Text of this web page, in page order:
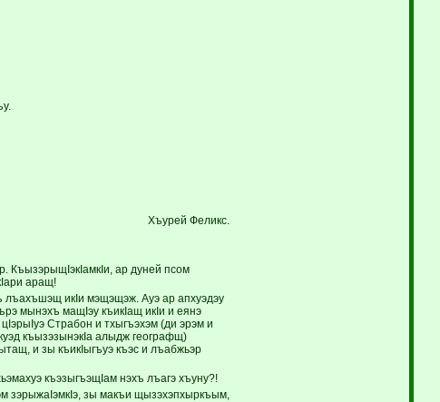
Хъурей Феликс.
КъызэрыщIэкIамкIи, ар дуней псом
аращ!
лъахъшэщ икIи мэщэщэж. Ауэ ар апхуэдэу
мынэхъ мащIэу къикIащ икIи и еянэ
Страбон и тхыгъэхэм (ди эрэм и
къызэзынэкIа алыдж географщ)
и зы къикIыгъуэ къэс и лъабжьэр
къэзыгъэщIам нэхъ лъагэ хъуну?!
зэрыжаIэмкIэ, зы макъи щызэхэпхыркъым,